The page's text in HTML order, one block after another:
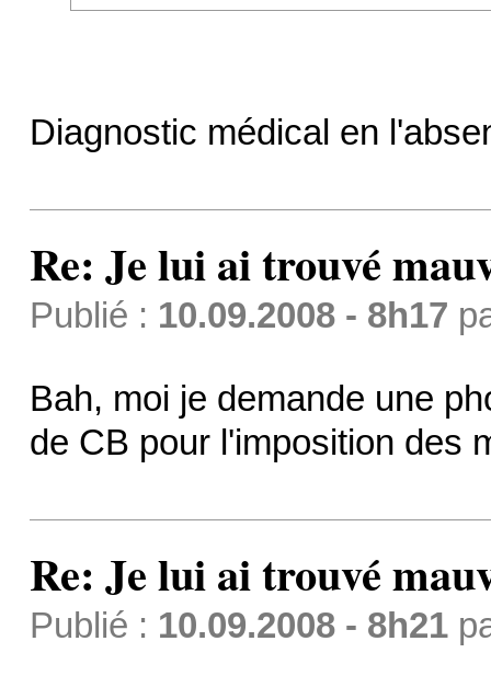
Diagnostic médical en
Re: Je lui ai trouvé
Publié : 10.09.2008 - 8h17
Bah, moi je demande une
de CB pour l'imposition des
Re: Je lui ai trouvé
Publié : 10.09.2008 - 8h21